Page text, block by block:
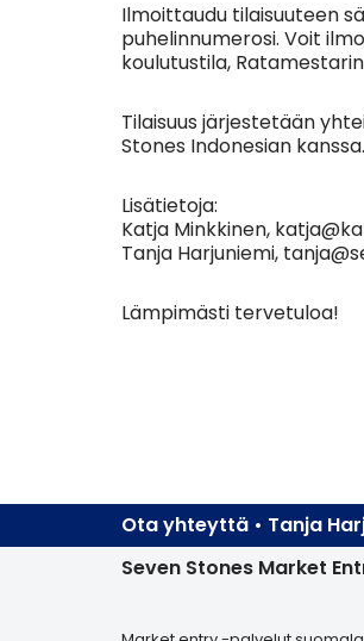
Ilmoittaudu tilaisuuteen
puhelinnumerosi. Voit
koulutustila, Ratamestarin
Tilaisuus järjestetään
Stones Indonesian kanssa.
Lisätietoja:
Katja Minkkinen,
Tanja Harjuniemi,
Lämpimästi tervetuloa!
Ota yhteyttä • Tanja
Seven Stones Market